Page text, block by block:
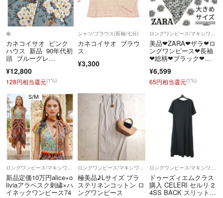
傘
カネコイサオ ピンク
ハウス 新品 90年代初
頭 ブルーグレ
¥12,800
128円相当還元(1%)
シャツ/ブラウス(長袖/七分)
カネコイサオ ブラウ
ス
¥3,300
美品❤ZARA❤ザラ❤ロ
ングワンピース❤長袖
❤総柄❤ブラック❤キ
¥6,599
65円相当還元(1%)
ロングワンピース/マキシワンピース
新品定価10万円alice+o
liviaアラベスク刺繍×ハ
イネックワンピース74
ロングワンピース/マキシワンピース
極美品♪Lサイズ プラ
ステリネンコットン ロ
ングワンピース
ロングワンピース/マキシワンピース
ドゥーズィエムクラス
購入 CELERI セルリ 2
4SS BACK スリットワ